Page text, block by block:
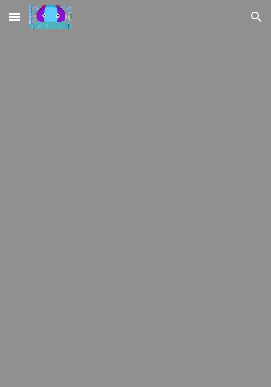
Skip to main content Skip to navigation